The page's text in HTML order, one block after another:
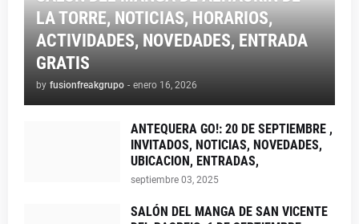
LA TORRE, NOTICIAS, HORARIOS,
ACTIVIDADES, NOVEDADES, ENTRADA
GRATIS
by fusionfreakgrupo - enero 16, 2026
ANTEQUERA GO!: 20 DE SEPTIEMBRE ,
INVITADOS, NOTICIAS, NOVEDADES,
UBICACION, ENTRADAS,
septiembre 03, 2025
SALÓN DEL MANGA DE SAN VICENTE